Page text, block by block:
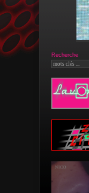
Recherche